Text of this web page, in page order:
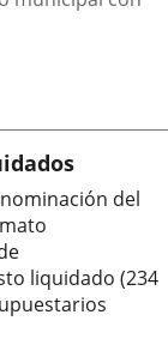
aplicación
del
liquidado (234